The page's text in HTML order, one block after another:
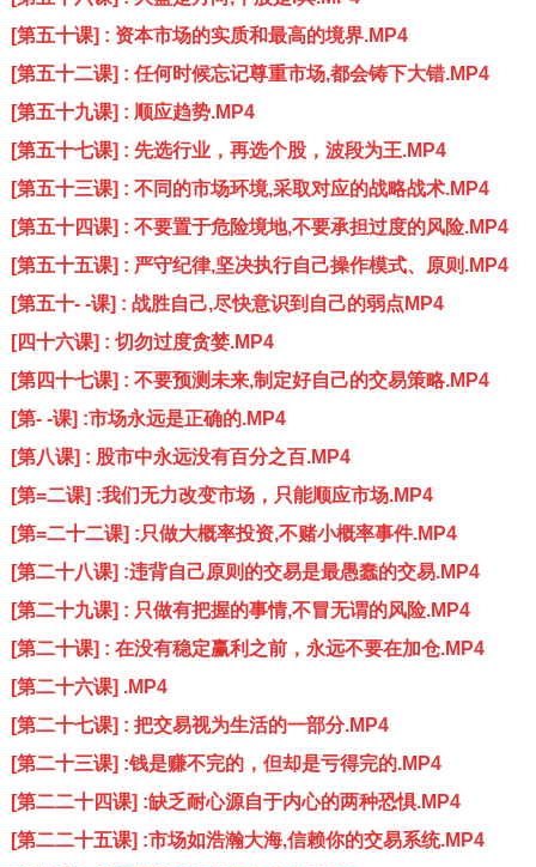
[第五十课] : 资本市场的实质和最高的境界.MP4
[第五十二课] : 任何时候忘记尊重市场,都会铸下大错.MP4
[第五十九课] : 顺应趋势.MP4
[第五十七课] : 先选行业，再选个股，波段为王.MP4
[第五十三课] : 不同的市场环境,采取对应的战略战术.MP4
[第五十四课] : 不要置于危险境地,不要承担过度的风险.MP4
[第五十五课] : 严守纪律,坚决执行自己操作模式、原则.MP4
[第五十- -课] : 战胜自己,尽快意识到自己的弱点MP4
[四十六课] : 切勿过度贪婪.MP4
[第四十七课] : 不要预测未来,制定好自己的交易策略.MP4
[第- -课] :市场永远是正确的.MP4
[第八课] : 股市中永远没有百分之百.MP4
[第=二课] :我们无力改变市场，只能顺应市场.MP4
[第=二十二课] :只做大概率投资,不赌小概率事件.MP4
[第二十八课] :违背自己原则的交易是最愚蠢的交易.MP4
[第二十九课] : 只做有把握的事情,不冒无谓的风险.MP4
[第二十课] : 在没有稳定赢利之前，永远不要在加仓.MP4
[第二十六课] .MP4
[第二十七课] : 把交易视为生活的一部分.MP4
[第二十三课] :钱是赚不完的，但却是亏得完的.MP4
[第二二十四课] :缺乏耐心源自于内心的两种恐惧.MP4
[第二二十五课] :市场如浩瀚大海,信赖你的交易系统.MP4